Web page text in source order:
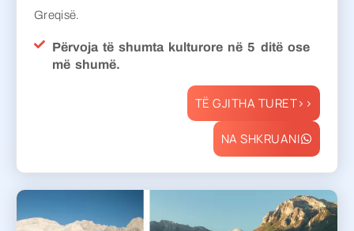
Greqisë.
Përvoja të shumta kulturore në 5 ditë ose
më shumë.
TË GJITHA TURET>>
NA SHKRUANI